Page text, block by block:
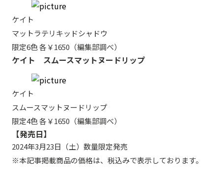
ケイト
マットラテリキッドシャドウ
限定6色 各￥1650（編集部調べ）
ケイト スムースマットヌードリップ
ケイト
スムースマットヌードリップ
限定4色 各￥1650（編集部調べ）
【発売日】
2024年3月23日（土）数量限定発売
※本記事掲載商品の価格は、税込みで表示しております。